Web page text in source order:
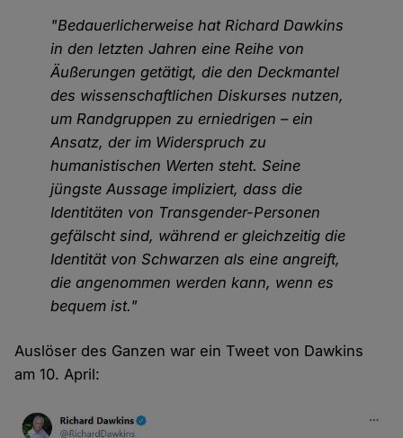
"Bedauerlicherweise hat Richard Dawkins
in den letzten Jahren eine Reihe von
Äußerungen getätigt, die den Deckmantel
des wissenschaftlichen Diskurses nutzen,
um Randgruppen zu erniedrigen – ein
Ansatz, der im Widerspruch zu
humanistischen Werten steht. Seine
jüngste Aussage impliziert, dass die
Identitäten von Transgender-Personen
gefälscht sind, während er gleichzeitig die
Identität von Schwarzen als eine angreift,
die angenommen werden kann, wenn es
bequem ist."
Auslöser des Ganzen war ein Tweet von Dawkins
am 10. April: